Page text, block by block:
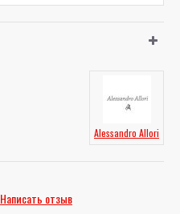
Alessandro Allori
Написать отзыв